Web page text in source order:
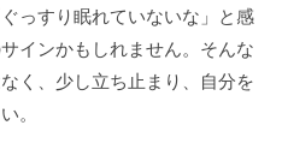
っすり眠れていないな」と感
インかもしれません。そんな
く、少し立ち止まり、自分を
。